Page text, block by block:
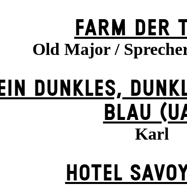
FARM DER
Old Major /
EIN DUNK­LES,
BLAU
Karl
HOTEL